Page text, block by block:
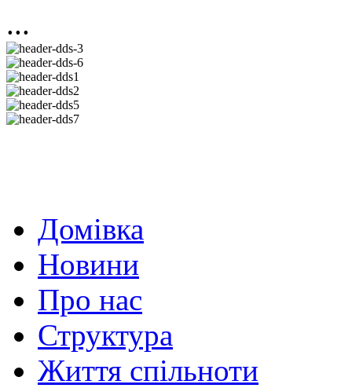
...
Домівка
Новини
Про нас
Структура
Життя спільноти